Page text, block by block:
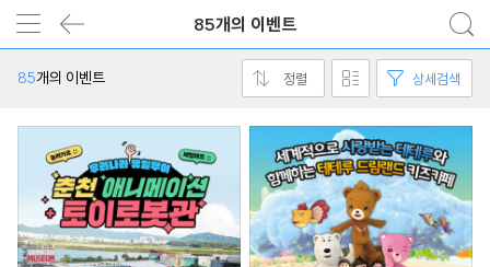
85개의 이벤트
85개의 이벤트 정렬 상세검색